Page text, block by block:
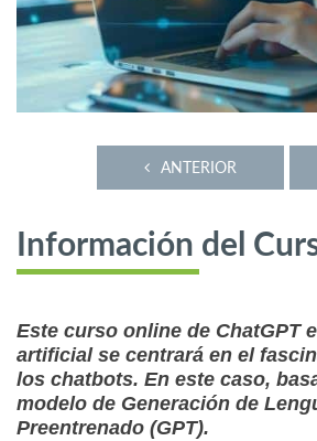
ANTERIOR
Información del
Este curso online de ChatGPT
artificial se centrará en el
los chatbots. En este caso,
modelo de Generación de
Preentrenado (GPT).